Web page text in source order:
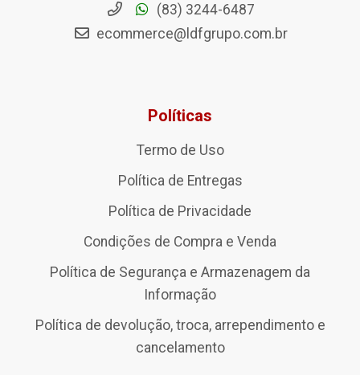
(83) 3244-6487
ecommerce@ldfgrupo.com.br
Políticas
Termo de Uso
Política de Entregas
Política de Privacidade
Condições de Compra e Venda
Política de Segurança e Armazenagem da
Informação
Política de devolução, troca, arrependimento e
cancelamento